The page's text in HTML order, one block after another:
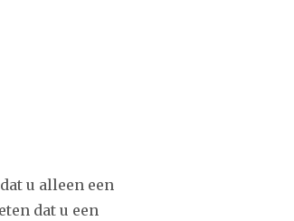
u alleen een
dat u een